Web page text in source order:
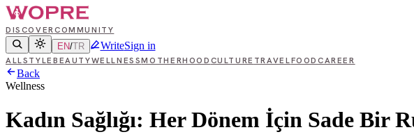
DISCOVERCOMMUNITY
EN/TR WriteSign in
ALLSTYLE BEAUTYWELLNESSMOTHERHOOD CULTURE TRAVELFOOD CAREER
Back
Wellness
Kadın Sağlığı: Her Dönem İçin Sade Bir